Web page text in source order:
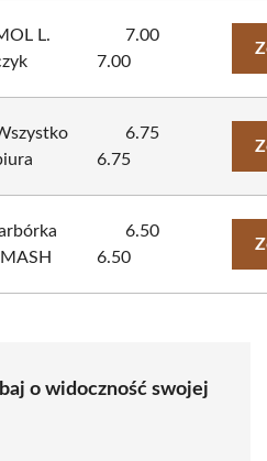
L.
7.00
7.00
6.75
6.75
6.50
6.50
o widoczność swojej